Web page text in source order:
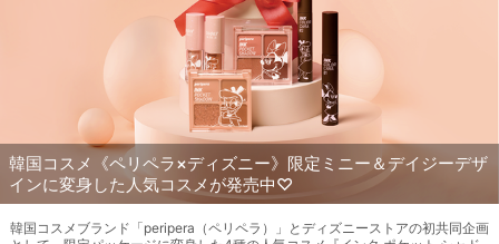
韓国コスメ《ペリペラ×ディズニー》限定ミニー＆デイジーデザ
インに変身した人気コスメが発売中♡
韓国コスメブランド「peripera（ペリペラ）」とディズニーストアの初共同企画